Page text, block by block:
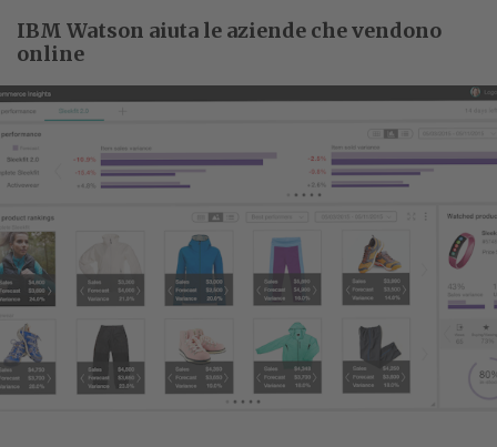
IBM Watson aiuta le aziende che vendono
online